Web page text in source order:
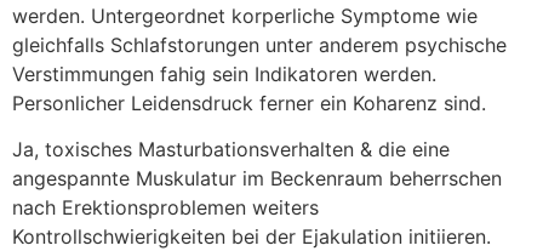
werden. Untergeordnet korperliche Symptome wie
gleichfalls Schlafstorungen unter anderem psychische
Verstimmungen fahig sein Indikatoren werden.
Personlicher Leidensdruck ferner ein Koharenz sind.
Ja, toxisches Masturbationsverhalten & die eine
angespannte Muskulatur im Beckenraum beherrschen
nach Erektionsproblemen weiters
Kontrollschwierigkeiten bei der Ejakulation initiieren.